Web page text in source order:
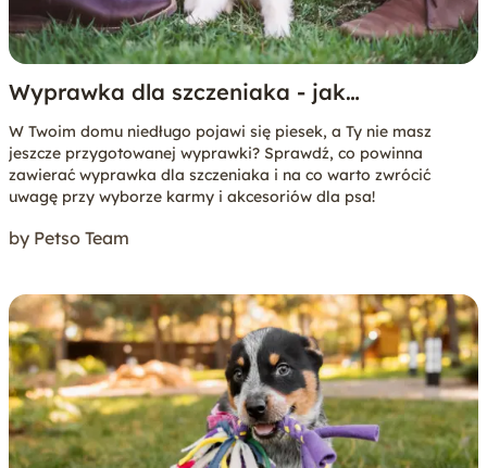
Wyprawka dla szczeniaka - jak
przygotować się na pierwsze dni
szczeniaka w domu?
W Twoim domu niedługo pojawi się piesek, a Ty nie masz
jeszcze przygotowanej wyprawki? Sprawdź, co powinna
zawierać wyprawka dla szczeniaka i na co warto zwrócić
uwagę przy wyborze karmy i akcesoriów dla psa!
by Petso Team